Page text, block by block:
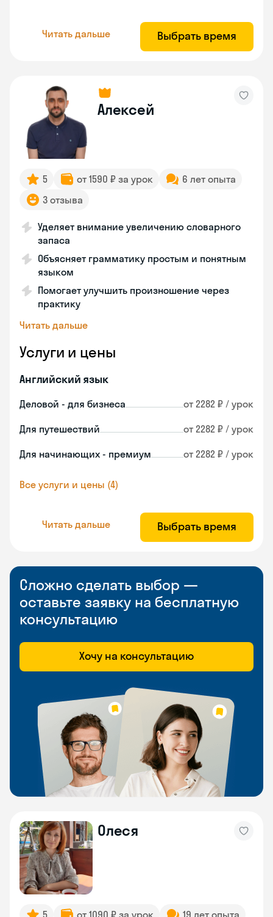
Читать дальше Выбрать время
Алексей
5 от 1590 ₽ за урок
6 лет опыта
3 отзыва
Уделяет внимание увеличению словарного
запаса
Объясняет грамматику простым и понятным
языком
Помогает улучшить произношение через
практику
Читать дальше
Услуги и цены
Английский язык
Деловой - для бизнеса от 2282 ₽ / урок
Для путешествий от 2282 ₽ / урок
Для начинающих - премиум от 2282 ₽ / урок
Все услуги и цены (4)
Читать дальше Выбрать время
Сложно сделать выбор —
оставьте заявку на бесплатную
консультацию
Хочу на консультацию
Олеся
5 от 1090 ₽ за урок 19 лет опыта